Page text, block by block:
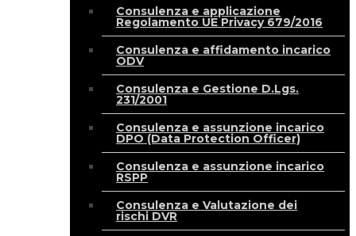
Consulenza e applicazione
Regolamento UE Privacy 679/2016
Consulenza e affidamento incarico
ODV
Consulenza e Gestione D.Lgs.
231/2001
Consulenza e assunzione incarico
DPO (Data Protection Officer)
Consulenza e assunzione incarico
RSPP
Consulenza e Valutazione dei
rischi DVR